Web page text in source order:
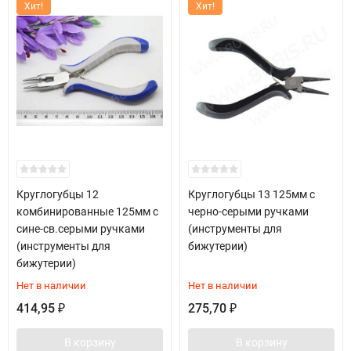
Хит!
Круглогубцы 12
комбинированные 125мм с
сине-св.серыми ручками
(инструменты для
бижутерии)
Нет в наличии
414,95 ₽
В корзину
Хит!
Круглогубцы 13 125мм с
черно-серыми ручками
(инструменты для
бижутерии)
Нет в наличии
275,70 ₽
В корзину